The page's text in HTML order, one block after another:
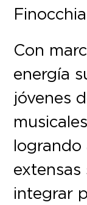
Con
energía
jóvenes
logrando
extensas
integrar